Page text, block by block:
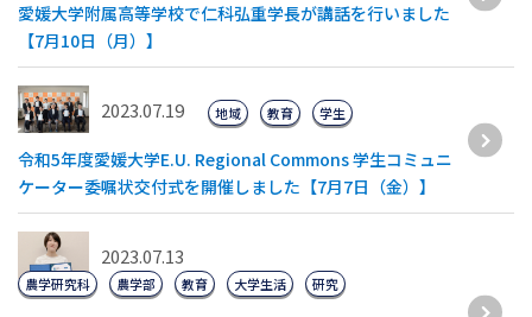
愛媛大学附属高等学校で仁科弘重学長が講話を行いました
【7月10日（月）】
2023.07.19
令和5年度愛媛大学E.U. Regional Commons 学生コミュニ
ケーター委嘱状交付式を開催しました【7月7日（金）】
地域 教育 学生
2023.07.13
農学研究科 農学部 教育 大学生活 研究